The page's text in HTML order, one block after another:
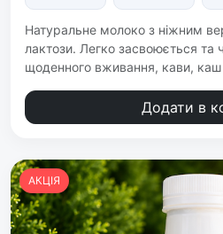
Натуральне молоко з ніжним
лактози. Легко засвоюється та
щоденного вживання, кави, каш
Додати в
АКЦІЯ